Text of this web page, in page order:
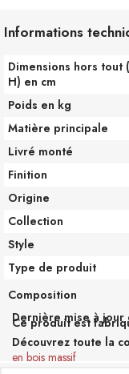
Informations
Dimensions hors tout
H) en cm
Poids en kg
Matière principale
Livré monté
Finition
Origine
Collection
Style
Type de produit
Composition
Dernière mise à jour
Ce produit est
Découvrez toute la
en bois massif